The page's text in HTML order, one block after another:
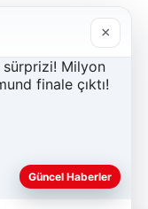
×
Güncel Haberler